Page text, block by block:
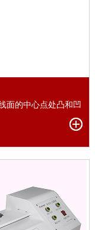
面的中心点处凸和凹